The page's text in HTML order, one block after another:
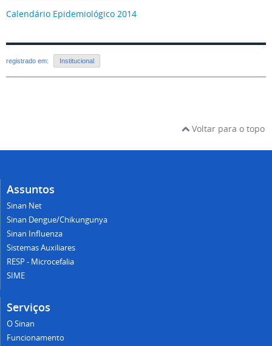
Calendário Epidemiológico 2014
registrado em: Institucional
Voltar para o topo
Assuntos
Sinan Net
Sinan Dengue/Chikungunya
Sinan Influenza
Sistemas Auxiliares
RESP - Microcefalia
SIME
Serviços
O Sinan
Funcionamento